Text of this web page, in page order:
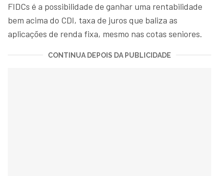
FIDCs é a possibilidade de ganhar uma rentabilidade
bem acima do CDI, taxa de juros que baliza as
aplicações de renda fixa, mesmo nas cotas seniores.
CONTINUA DEPOIS DA PUBLICIDADE